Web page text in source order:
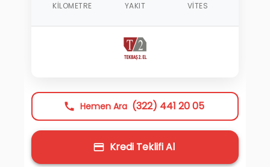
KILOMETRE YAKIT VITES
Hemen Ara (322) 441 20 05
Kredi Teklifi Al